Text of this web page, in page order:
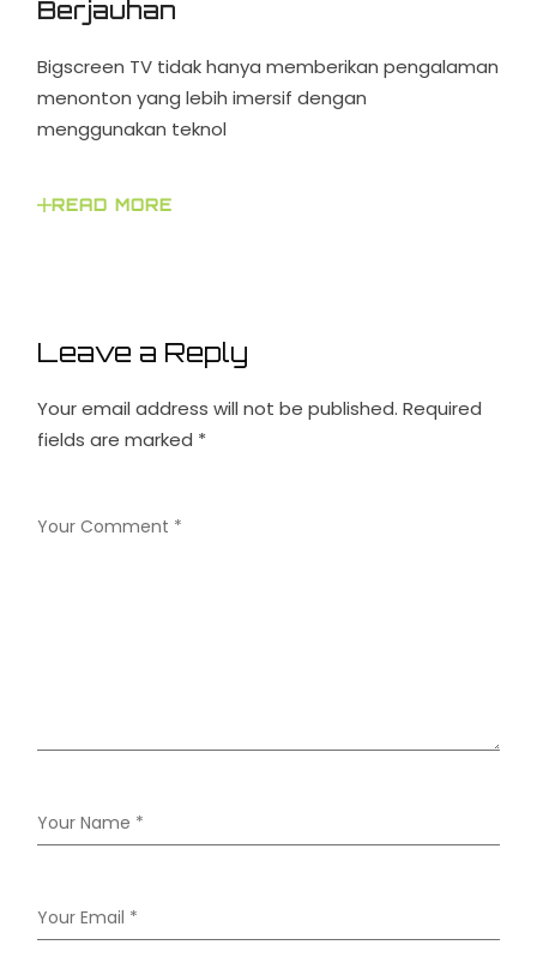
Berjauhan
Bigscreen TV tidak hanya memberikan pengalaman
menonton yang lebih imersif dengan
menggunakan teknol
READ MORE
Leave a Reply
Your email address will not be published. Required
fields are marked *